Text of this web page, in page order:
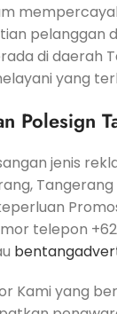
pelanggan
di daerah
yang
Polesign
jenis
Tangerang
telepon +62
yang